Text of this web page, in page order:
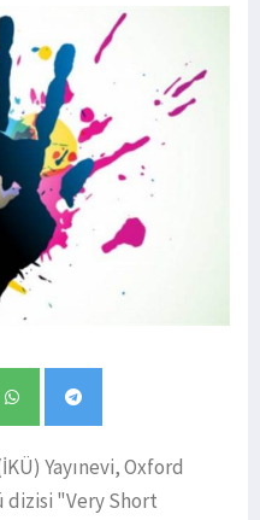
Yayınevi, Oxford
dizisi "Very Short